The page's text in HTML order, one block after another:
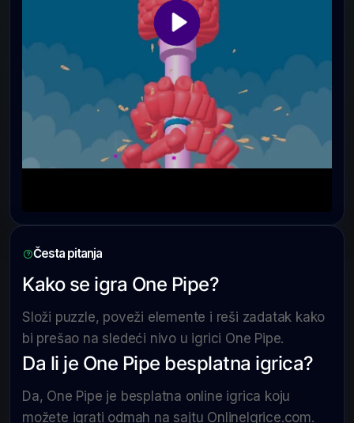
Česta pitanja
Kako se igra One Pipe?
Složi puzzle, poveži elemente i reši zadatak kako
bi prešao na sledeći nivo u igrici One Pipe.
Da li je One Pipe besplatna igrica?
Da, One Pipe je besplatna online igrica koju
možete igrati odmah na sajtu OnlineIgrice.com.